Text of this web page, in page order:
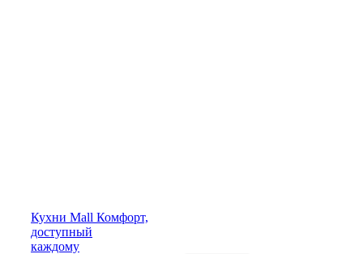
Кухни Mall Комфорт,
доступный
каждому